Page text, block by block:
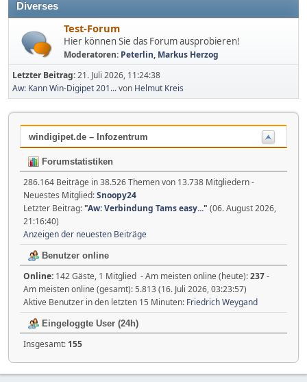
Diverses
Test-Forum
Hier können Sie das Forum ausprobieren!
Moderatoren: Peterlin, Markus Herzog
Letzter Beitrag:21. Juli 2026, 11:24:38
Aw: Kann Win-Digipet 201...von Helmut Kreis
windigipet.de – Infozentrum
Forumstatistiken
286.164 Beiträge in 38.526 Themen von 13.738 Mitgliedern -
Neuestes Mitglied:Snoopy24
Letzter Beitrag:"Aw: Verbindung Tams easy..." (06. August 2026,
21:16:40)
Anzeigen der neuesten Beiträge
Benutzer online
Online: 142 Gäste, 1 Mitglied - Am meisten online (heute):237-
Am meisten online (gesamt): 5.813 (16. Juli 2026, 03:23:57)
Aktive Benutzer in den letzten 15 Minuten: Friedrich Weygand
Eingeloggte User (24h)
Insgesamt: 155